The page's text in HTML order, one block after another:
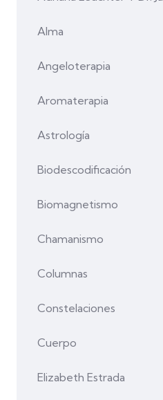
Alma
Angeloterapia
Aromaterapia
Astrología
Biodescodificación
Biomagnetismo
Chamanismo
Columnas
Constelaciones
Cuerpo
Elizabeth Estrada